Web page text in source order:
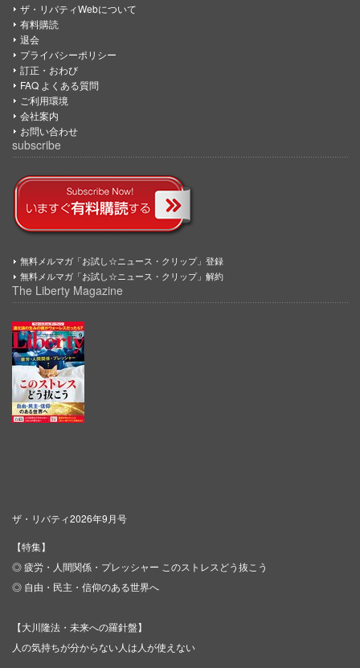
ザ・リバティWebについて
有料購読
退会
プライバシーポリシー
訂正・おわび
FAQ よくある質問
ご利用環境
会社案内
お問い合わせ
subscribe
無料メルマガ「お試し☆ニュース・クリップ」登録
無料メルマガ「お試し☆ニュース・クリップ」解約
The Liberty Magazine
ザ・リバティ2026年9月号
【特集】
◎ 疲労・人間関係・プレッシャー このストレスどう抜こう
◎ 自由・民主・信仰のある世界へ
【大川隆法・未来への羅針盤】
人の気持ちが分からない人は人が使えない